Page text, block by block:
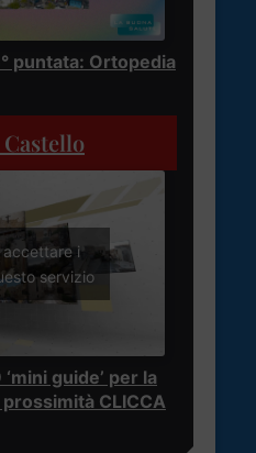
puntata: Ortopedia
accettare i
servizio
guide’ per la
CLICCA